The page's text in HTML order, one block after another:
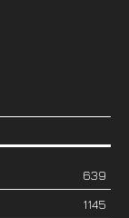
639
1145